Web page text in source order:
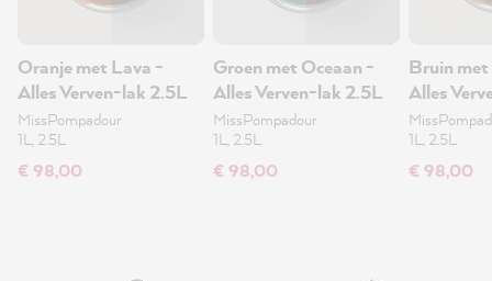
Oranje met Lava -
Alles Verven-lak 2.5L
MissPompadour
1L, 2.5L
€ 98,00
Groen met Oceaan -
Alles Verven-lak 2.5L
MissPompadour
1L, 2.5L
€ 98,00
Bruin
Alles
1L, 2.5L
€ 98,00